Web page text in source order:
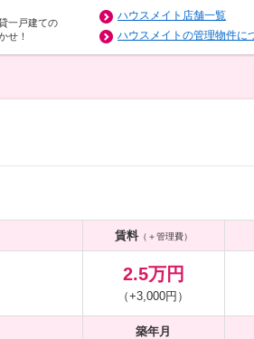
一戸建ての
せ！
ハウスメイト店舗一覧
ハウスメイトの管理物件に
賃料（＋管理費）
2.5万円
（+3,000円）
築年月